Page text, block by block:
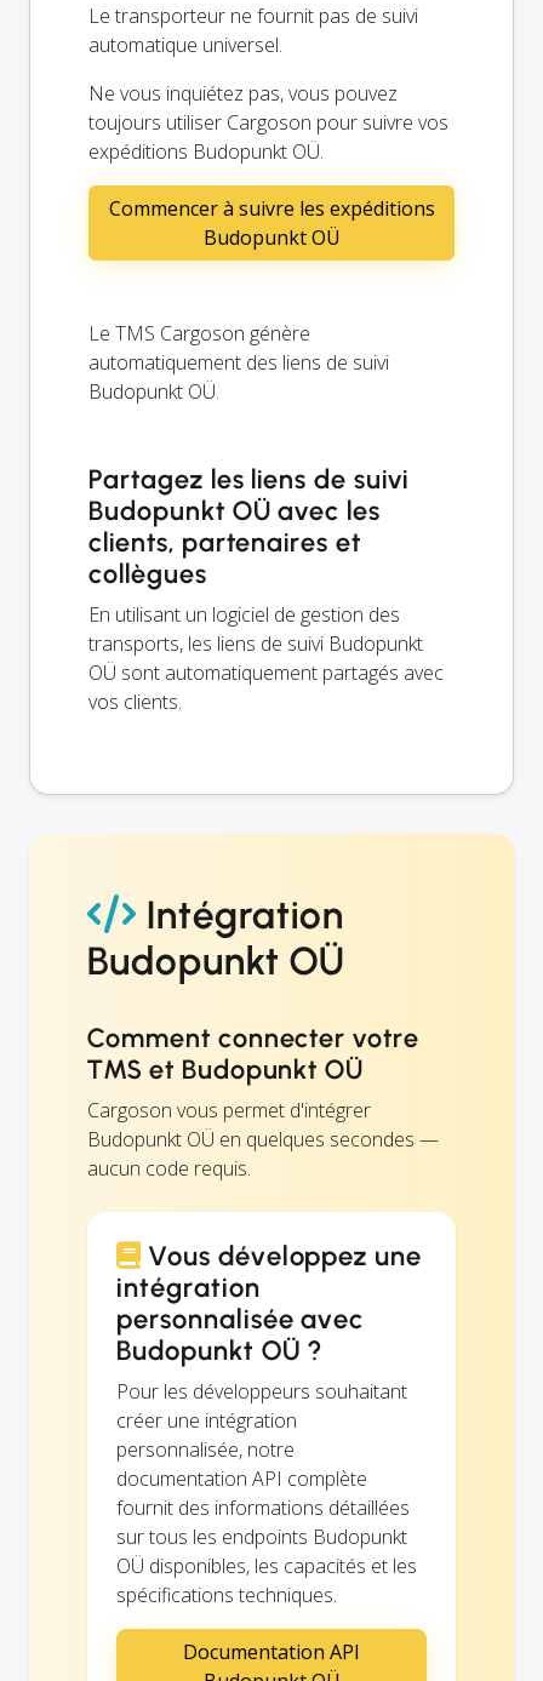
Le transporteur ne fournit pas de suivi
automatique universel.
Ne vous inquiétez pas, vous pouvez
toujours utiliser Cargoson pour suivre vos
expéditions Budopunkt OÜ.
Commencer à suivre les expéditions
Budopunkt OÜ
Le TMS Cargoson génère
automatiquement des liens de suivi
Budopunkt OÜ.
Partagez les liens de suivi
Budopunkt OÜ avec les
clients, partenaires et
collègues
En utilisant un logiciel de gestion des
transports, les liens de suivi Budopunkt
OÜ sont automatiquement partagés avec
vos clients.
Intégration
Budopunkt OÜ
Comment connecter votre
TMS et Budopunkt OÜ
Cargoson vous permet d'intégrer
Budopunkt OÜ en quelques secondes —
aucun code requis.
Vous développez une
intégration
personnalisée avec
Budopunkt OÜ ?
Pour les développeurs souhaitant
créer une intégration
personnalisée, notre
documentation API complète
fournit des informations détaillées
sur tous les endpoints Budopunkt
OÜ disponibles, les capacités et les
spécifications techniques.
Documentation API